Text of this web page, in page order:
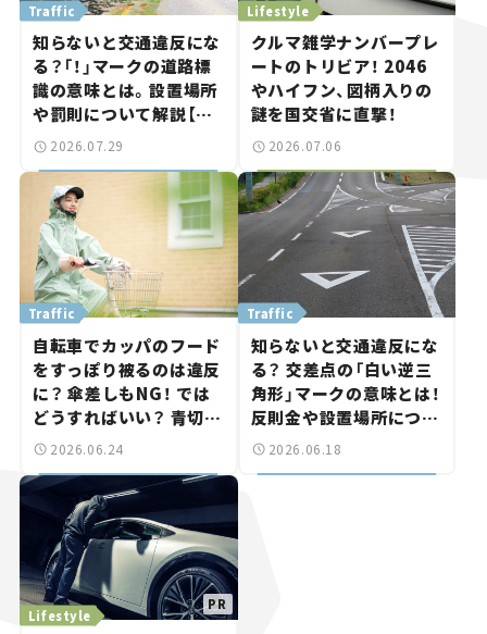
Traffic
知らないと交通違反にな
る？「！」マークの道路標
識の意味とは。設置場所
や罰則について解説【ク
ルマの知識】
2026.07.29
Lifestyle
クルマ雑学ナンバープレ
ートのトリビア！ 2046
やハイフン、図柄入りの
謎を国交省に直撃！
2026.07.06
Traffic
自転車でカッパのフード
をすっぽり被るのは違反
に？ 傘差しもNG！ では
どうすればいい？ 青切符
の対象や反則金を解説
2026.06.24
Traffic
知らないと交通違反にな
る？ 交差点の「白い逆三
角形」マークの意味とは！
反則金や設置場所につい
て解説【クルマの知識】
2026.06.18
Lifestyle